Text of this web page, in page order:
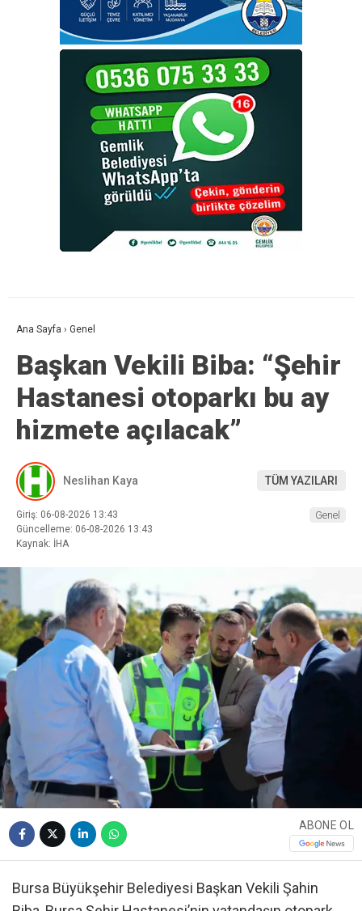
Ana Sayfa › Genel
Başkan Vekili Biba: “Şehir
Hastanesi otoparkı bu ay
hizmete açılacak”
Neslihan Kaya TÜM YAZILARI
Giriş: 06-08-2026 13:43
Güncelleme: 06-08-2026 13:43
Kaynak: İHA
Genel
ABONE OL
Bursa Büyükşehir Belediyesi Başkan Vekili Şahin